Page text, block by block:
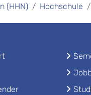
(HHN) Hochschule